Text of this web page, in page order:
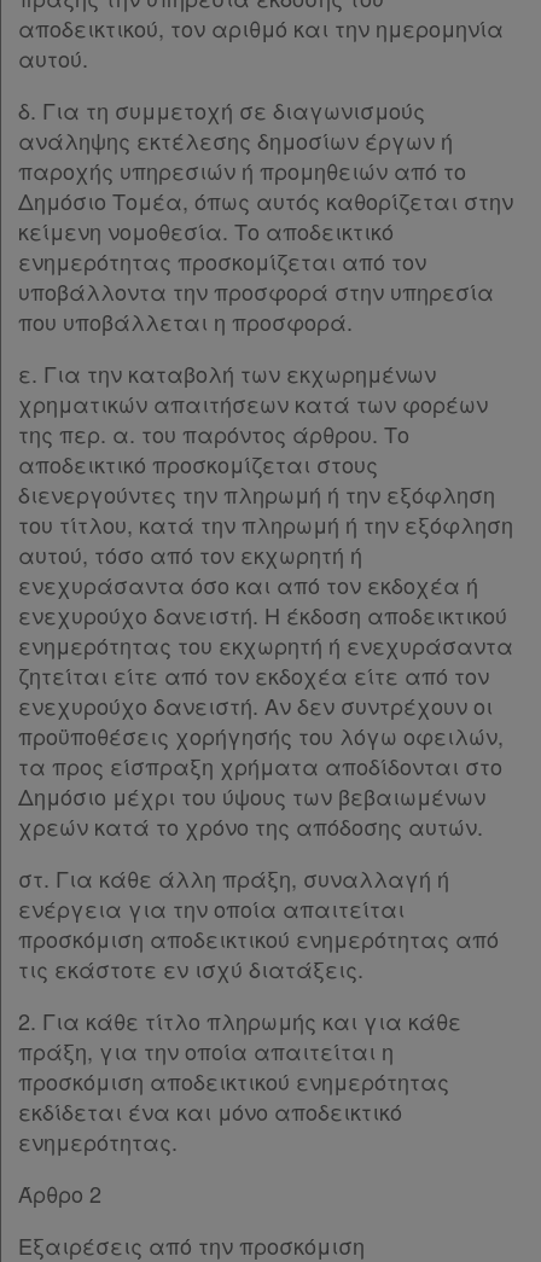
Χρήσιμα
Assistant
Νομολογία
Kodiko
Forum
Αναζήτηση
Κ.Α.Δ.
Διακρατικές
Συμφωνίες
Ελλάδας
Πληροφορίες
Εταιρεία
Επικοινωνία
Όροι
χρήσης
Πολιτική
απορρήτου
και
cookies
Απόκτηση
Συνδρομής
αποδεικτικού, τον αριθμό και την ημερομηνία
αυτού.
δ. Για τη συμμετοχή σε διαγωνισμούς
ανάληψης εκτέλεσης δημοσίων έργων ή
παροχής υπηρεσιών ή προμηθειών από το
Δημόσιο Τομέα, όπως αυτός καθορίζεται στην
κείμενη νομοθεσία. Το αποδεικτικό
ενημερότητας προσκομίζεται από τον
υποβάλλοντα την προσφορά στην υπηρεσία
που υποβάλλεται η προσφορά.
ε. Για την καταβολή των εκχωρημένων
χρηματικών απαιτήσεων κατά των φορέων
της περ. α. του παρόντος άρθρου. Το
αποδεικτικό προσκομίζεται στους
διενεργούντες την πληρωμή ή την εξόφληση
του τίτλου, κατά την πληρωμή ή την εξόφληση
αυτού, τόσο από τον εκχωρητή ή
ενεχυράσαντα όσο και από τον εκδοχέα ή
ενεχυρούχο δανειστή. Η έκδοση αποδεικτικού
ενημερότητας του εκχωρητή ή ενεχυράσαντα
ζητείται είτε από τον εκδοχέα είτε από τον
ενεχυρούχο δανειστή. Αν δεν συντρέχουν οι
προϋποθέσεις χορήγησής του λόγω οφειλών,
τα προς είσπραξη χρήματα αποδίδονται στο
Δημόσιο μέχρι του ύψους των βεβαιωμένων
χρεών κατά το χρόνο της απόδοσης αυτών.
στ. Για κάθε άλλη πράξη, συναλλαγή ή
ενέργεια για την οποία απαιτείται
προσκόμιση αποδεικτικού ενημερότητας από
τις εκάστοτε εν ισχύ διατάξεις.
2. Για κάθε τίτλο πληρωμής και για κάθε
πράξη, για την οποία απαιτείται η
προσκόμιση αποδεικτικού ενημερότητας
εκδίδεται ένα και μόνο αποδεικτικό
ενημερότητας.
Άρθρο 2
Εξαιρέσεις από την προσκόμιση